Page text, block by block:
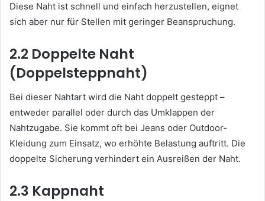
Diese Naht ist schnell und einfach herzustellen, eignet
sich aber nur für Stellen mit geringer Beanspruchung.
2.2 Doppelte Naht
(Doppelsteppnaht)
Bei dieser Nahtart wird die Naht doppelt gesteppt –
entweder parallel oder durch das Umklappen der
Nahtzugabe. Sie kommt oft bei Jeans oder Outdoor-
Kleidung zum Einsatz, wo erhöhte Belastung auftritt. Die
doppelte Sicherung verhindert ein Ausreißen der Naht.
2.3 Kappnaht